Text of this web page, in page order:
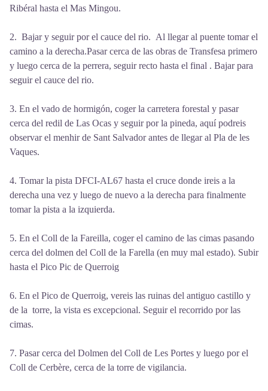
Ribéral hasta el Mas Mingou.
2. Bajar y seguir por el cauce del rio. Al llegar al puente tomar el
camino a la derecha.Pasar cerca de las obras de Transfesa primero
y luego cerca de la perrera, seguir recto hasta el final . Bajar para
seguir el cauce del rio.
3. En el vado de hormigón, coger la carretera forestal y pasar
cerca del redil de Las Ocas y seguir por la pineda, aquí podreis
observar el menhir de Sant Salvador antes de llegar al Pla de les
Vaques.
4. Tomar la pista DFCI-AL67 hasta el cruce donde ireis a la
derecha una vez y luego de nuevo a la derecha para finalmente
tomar la pista a la izquierda.
5. En el Coll de la Fareilla, coger el camino de las cimas pasando
cerca del dolmen del Coll de la Farella (en muy mal estado). Subir
hasta el Pico Pic de Querroig
6. En el Pico de Querroig, vereis las ruinas del antiguo castillo y
de la torre, la vista es excepcional. Seguir el recorrido por las
cimas.
7. Pasar cerca del Dolmen del Coll de Les Portes y luego por el
Coll de Cerbère, cerca de la torre de vigilancia.